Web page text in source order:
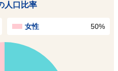
人口比率
女性 50%